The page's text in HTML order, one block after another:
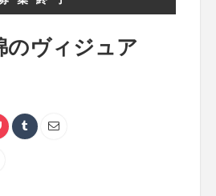
のヴィジュア